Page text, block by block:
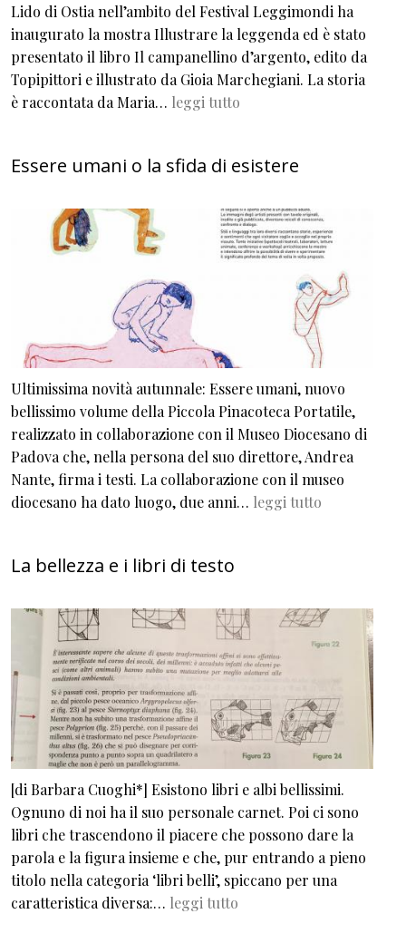
Lido di Ostia nell’ambito del Festival Leggimondi ha
inaugurato la mostra Illustrare la leggenda ed è stato
presentato il libro Il campanellino d’argento, edito da
Topipittori e illustrato da Gioia Marchegiani. La storia
è raccontata da Maria… leggi tutto
Essere umani o la sfida di esistere
Ultimissima novità autunnale: Essere umani, nuovo
bellissimo volume della Piccola Pinacoteca Portatile,
realizzato in collaborazione con il Museo Diocesano di
Padova che, nella persona del suo direttore, Andrea
Nante, firma i testi. La collaborazione con il museo
diocesano ha dato luogo, due anni… leggi tutto
La bellezza e i libri di testo
[di Barbara Cuoghi*] Esistono libri e albi bellissimi.
Ognuno di noi ha il suo personale carnet. Poi ci sono
libri che trascendono il piacere che possono dare la
parola e la figura insieme e che, pur entrando a pieno
titolo nella categoria ‘libri belli’, spiccano per una
caratteristica diversa:… leggi tutto